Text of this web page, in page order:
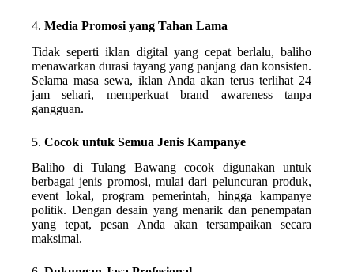
4. Media Promosi yang Tahan Lama
Tidak seperti iklan digital yang cepat berlalu, baliho
menawarkan durasi tayang yang panjang dan konsisten.
Selama masa sewa, iklan Anda akan terus terlihat 24
jam sehari, memperkuat brand awareness tanpa
gangguan.
5. Cocok untuk Semua Jenis Kampanye
Baliho di Tulang Bawang cocok digunakan untuk
berbagai jenis promosi, mulai dari peluncuran produk,
event lokal, program pemerintah, hingga kampanye
politik. Dengan desain yang menarik dan penempatan
yang tepat, pesan Anda akan tersampaikan secara
maksimal.